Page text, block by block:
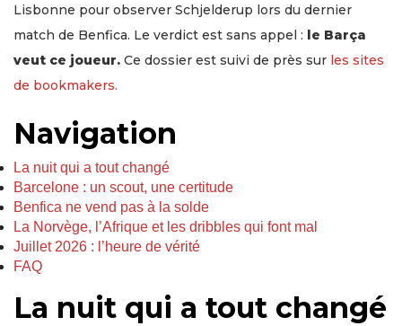
Lisbonne pour observer Schjelderup lors du dernier
match de Benfica. Le verdict est sans appel : le Barça
veut ce joueur. Ce dossier est suivi de près sur les sites
de bookmakers.
Navigation
La nuit qui a tout changé
Barcelone : un scout, une certitude
Benfica ne vend pas à la solde
La Norvège, l’Afrique et les dribbles qui font mal
Juillet 2026 : l’heure de vérité
FAQ
La nuit qui a tout changé